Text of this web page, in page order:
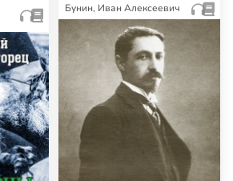
Бунин, Иван Алексеевич